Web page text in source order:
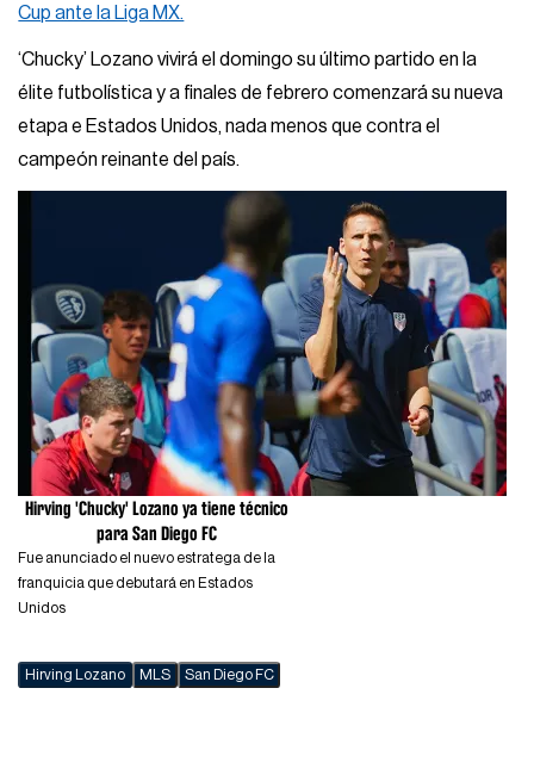
Cup ante la Liga MX.
‘Chucky’ Lozano vivirá el domingo su último partido en la
élite futbolística y a finales de febrero comenzará su nueva
etapa e Estados Unidos, nada menos que contra el
campeón reinante del país.
Hirving 'Chucky' Lozano ya tiene técnico
para San Diego FC
Fue anunciado el nuevo estratega de la
franquicia que debutará en Estados
Unidos
Hirving Lozano MLS San Diego FC